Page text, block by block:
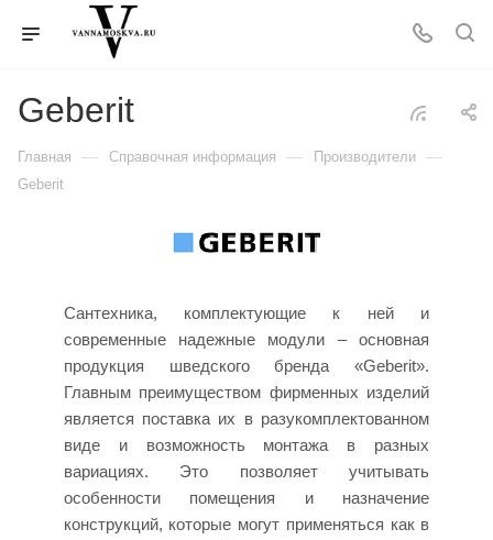
Geberit
Главная — Справочная информация — Производители —
Geberit
Сантехника, комплектующие к ней и
современные надежные модули – основная
продукция шведского бренда «Geberit».
Главным преимуществом фирменных изделий
является поставка их в разукомплектованном
виде и возможность монтажа в разных
вариациях. Это позволяет учитывать
особенности помещения и назначение
конструкций, которые могут применяться как в